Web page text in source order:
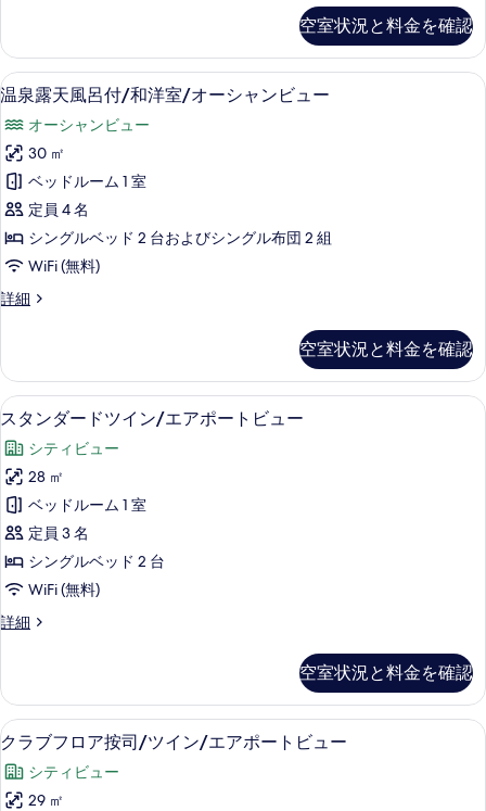
ビ
ュ
ー
の
す
べ
て
の
真
表
示
す
る
ャ
ン
ビ
ュ
ー
詳
細
ク
ス
和
洋
室/
エ
ア
ポ
ー
ト
ー
の
す
べ
て
の
写
真
表
す
る
風
呂
付/
ラ
ッ
ク
ス
和
洋
室/
エ
ア
ポ
ビ
ュ
ー
の
詳
細
空室状況と料金を確認
温
露
天
風
呂
付/
洋
オ
ー
シ
ャ
ン
ビ
ュ
ー
の
す
の
写
真
を
温泉露天風呂付/和洋室/オーシャン
22
温泉露天風呂付/和洋室/オーシャンビュー
オーシャンビュー
30 ㎡
ベッドルーム 1 室
定員 4 名
シングルベッド 2 台およびシングル布団 2 組
WiFi (無料)
詳細
温
風
呂
付/
洋
室/
オ
ー
シ
ャ
ン
ビ
ュ
ー
細
空室状況と料金を確認
ス
タ
ン
ダ
ー
ド
ツ
ン/
ア
ポ
ー
ト
ビ
スタンダードツイン/エアポートビ
22
スタンダードツイン/エアポートビュー
シティビュー
28 ㎡
ベッドルーム 1 室
定員 3 名
シングルベッド 2 台
WiFi (無料)
詳細
ス
ー
ド
ツ
ン/
エ
空室状況と料金を確認
ク
ラ
ブ
クラブフロア按司/ツイン/エアポー
28
クラブフロア按司/ツイン/エアポートビュー
シティビュー
29 ㎡